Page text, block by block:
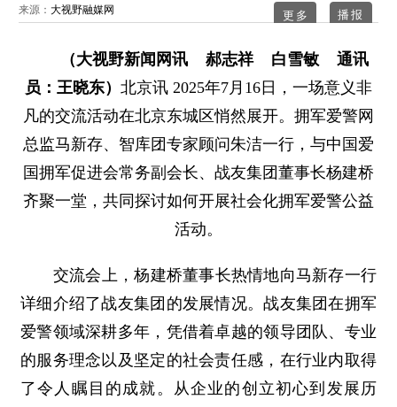
来源： 大视野融媒网 更多
（大视野新闻网讯 郝志祥 白雪敏 通讯
员：王晓东） 北京讯 2025年7月16日，一场意义非
凡的交流活动在北京东城区悄然展开。拥军爱警网
总监马新存、智库团专家顾问朱洁一行，与中国爱
国拥军促进会常务副会长、战友集团董事长杨建桥
齐聚一堂，共同探讨如何开展社会化拥军爱警公益
活动。
交流会上，杨建桥董事长热情地向马新存一行
详细介绍了战友集团的发展情况。战友集团在拥军
爱警领域深耕多年，凭借着卓越的领导团队、专业
的服务理念以及坚定的社会责任感，在行业内取得
了令人瞩目的成就。从企业的创立初心到发展历